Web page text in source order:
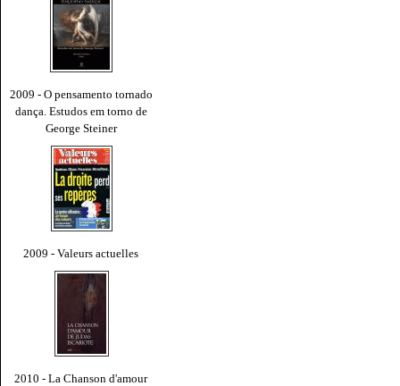
2009 - O pensamento tornado
dança. Estudos em torno de
George Steiner
2009 - Valeurs actuelles
2010 - La Chanson d'amour